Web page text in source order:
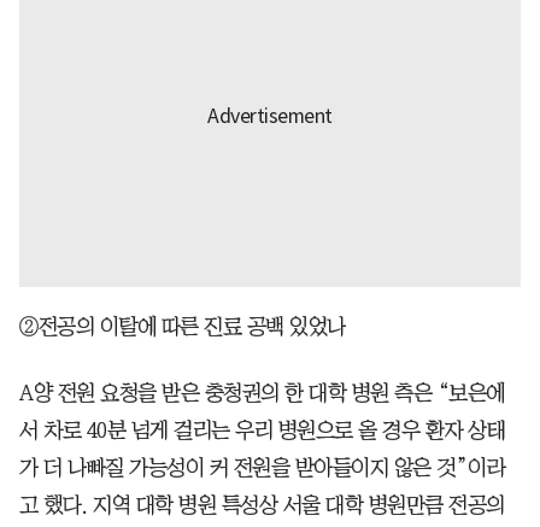
②전공의 이탈에 따른 진료 공백 있었나
A양 전원 요청을 받은 충청권의 한 대학 병원 측은 “보은에
서 차로 40분 넘게 걸리는 우리 병원으로 올 경우 환자 상태
가 더 나빠질 가능성이 커 전원을 받아들이지 않은 것”이라
고 했다. 지역 대학 병원 특성상 서울 대학 병원만큼 전공의